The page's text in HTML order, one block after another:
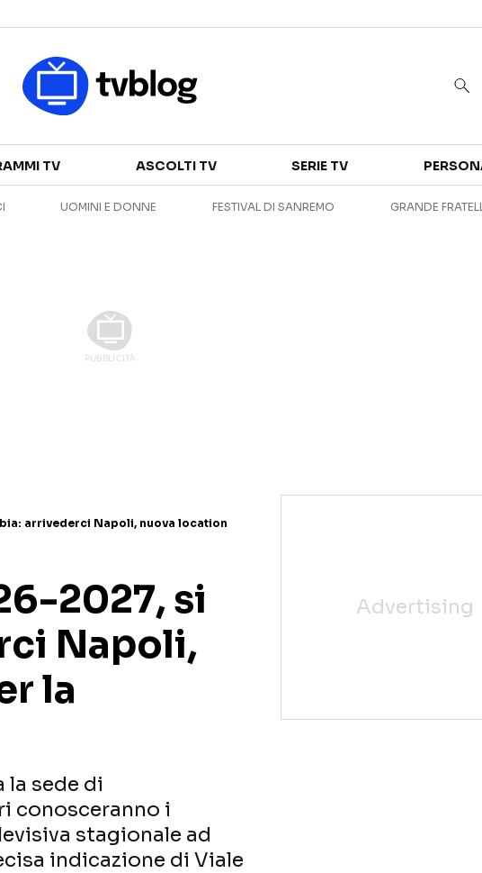
SERIE TV
ANTEPRIME
TV ASCOLTI TV SERIE TV
UOMINI E DONNE FESTIVAL DI SANREMO GRANDE
arrivederci Napoli, nuova location
2027, si
Napoli,
la
la sede di
conosceranno i
stagionale ad
indicazione di Viale